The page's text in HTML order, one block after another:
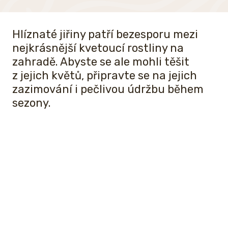
Hlíznaté jiřiny patří bezesporu mezi
nejkrásnější kvetoucí rostliny na
zahradě. Abyste se ale mohli těšit
z jejich květů, připravte se na jejich
zazimování i pečlivou údržbu během
sezony.